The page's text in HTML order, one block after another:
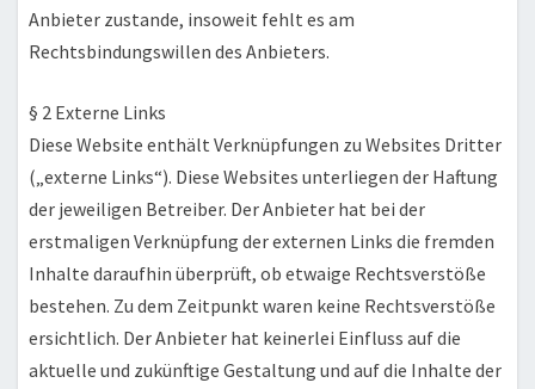
Anbieter zustande, insoweit fehlt es am
Rechtsbindungswillen des Anbieters.
§ 2 Externe Links
Diese Website enthält Verknüpfungen zu Websites Dritter
(„externe Links“). Diese Websites unterliegen der Haftung
der jeweiligen Betreiber. Der Anbieter hat bei der
erstmaligen Verknüpfung der externen Links die fremden
Inhalte daraufhin überprüft, ob etwaige Rechtsverstöße
bestehen. Zu dem Zeitpunkt waren keine Rechtsverstöße
ersichtlich. Der Anbieter hat keinerlei Einfluss auf die
aktuelle und zukünftige Gestaltung und auf die Inhalte der